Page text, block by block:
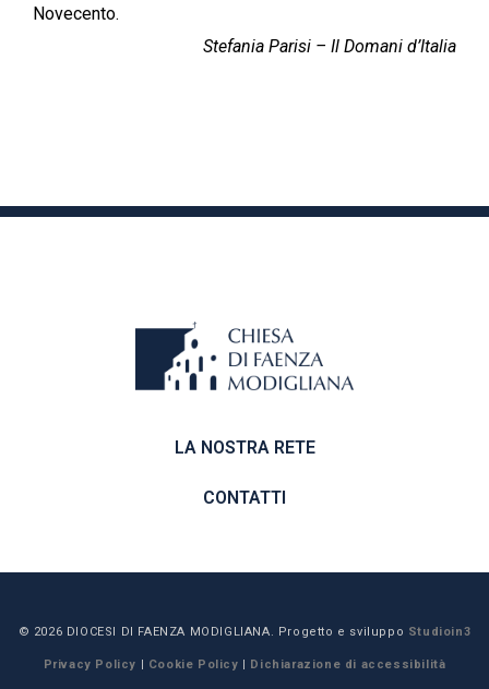
Novecento.
Stefania Parisi – Il Domani d’Italia
LA NOSTRA RETE
CONTATTI
© 2026 DIOCESI DI FAENZA MODIGLIANA. Progetto e sviluppo Studioin3
Privacy Policy | Cookie Policy | Dichiarazione di accessibilità